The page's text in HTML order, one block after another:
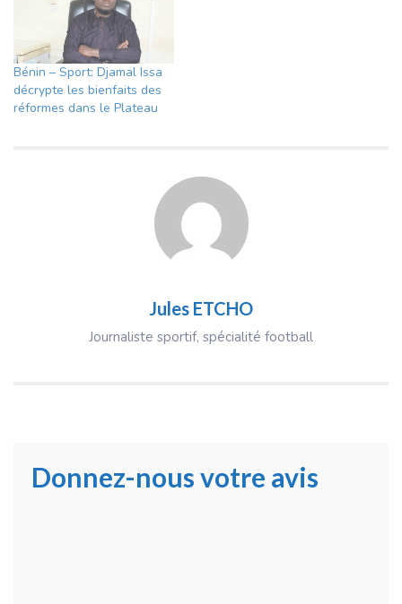
Bénin – Sport: Djamal Issa
décrypte les bienfaits des
réformes dans le Plateau
Jules ETCHO
Journaliste sportif, spécialité football
Donnez-nous votre avis